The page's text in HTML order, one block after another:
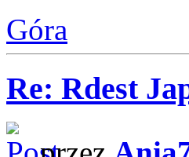
Góra
Re: Rdest